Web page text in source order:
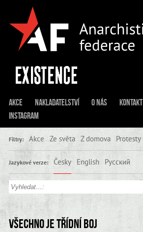
Akce Nakladatelství O nás Kontakt
Instagram
Filtry: Akce Ze světa Z domova Protesty
Jazykové verze: Česky English Русский
Všechno je třídní boj